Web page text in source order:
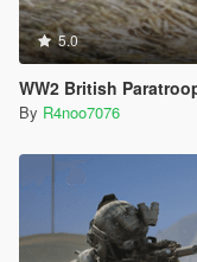
5.0
WW2 British
By R4noo7076